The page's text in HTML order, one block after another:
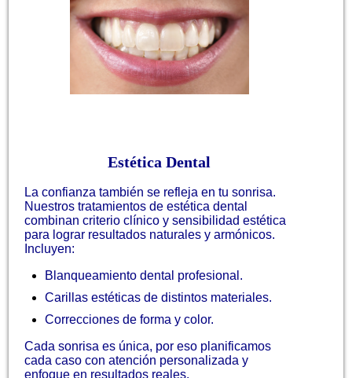
Estética Dental
La confianza también se refleja en tu sonrisa.
Nuestros tratamientos de estética dental
combinan criterio clínico y sensibilidad estética
para lograr resultados naturales y armónicos.
Incluyen:
Blanqueamiento dental profesional.
Carillas estéticas de distintos materiales.
Correcciones de forma y color.
Cada sonrisa es única, por eso planificamos
cada caso con atención personalizada y
enfoque en resultados reales.